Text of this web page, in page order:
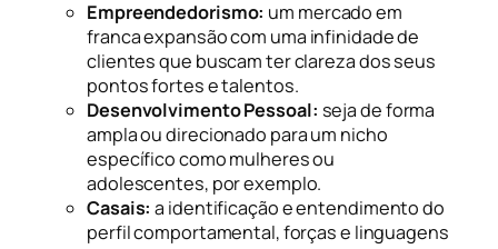
Empreendedorismo: um mercado em
franca expansão com uma infinidade de
clientes que buscam ter clareza dos seus
pontos fortes e talentos.
Desenvolvimento Pessoal: seja de forma
ampla ou direcionado para um nicho
específico como mulheres ou
adolescentes, por exemplo.
Casais:a identificação e entendimento do
perfil comportamental, forças e linguagens